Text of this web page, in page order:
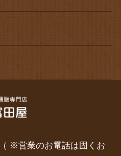
※営業のお電話は固くお